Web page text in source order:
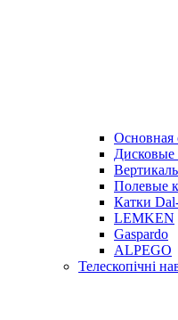
Основная
Полевые
Катки
LEMKEN
Gaspardo
ALPEGO
Телескопічні